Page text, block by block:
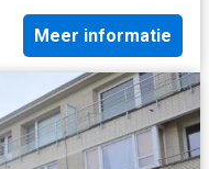
Meer informatie